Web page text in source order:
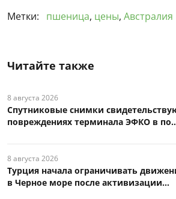
Метки:
пшеница, цены, Австралия
Читайте также
8 августа 2026
Спутниковые снимки
повреждениях терминала ЭФКО в
8 августа 2026
Турция начала ограничивать
в Черное море после активизации...